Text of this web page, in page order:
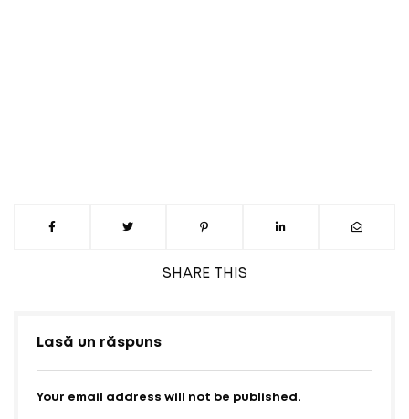
SHARE THIS
Lasă un răspuns
Your email address will not be published.